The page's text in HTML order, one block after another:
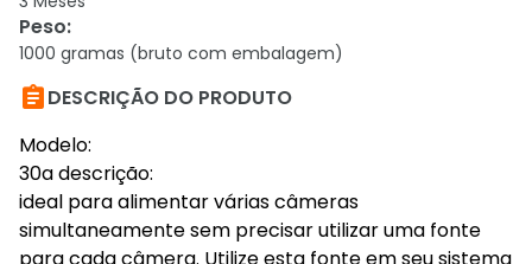
Peso:
1000 gramas (bruto com embalagem)
DESCRIÇÃO DO PRODUTO
Modelo:
30a descrição:
ideal para alimentar várias câmeras
simultaneamente sem precisar utilizar uma fonte